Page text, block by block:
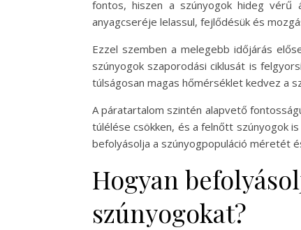
fontos, hiszen a szúnyogok hideg vérű
anyagcseréje lelassul, fejlődésük és
Ezzel szemben a melegebb időjárás
szúnyogok szaporodási ciklusát is
túlságosan magas hőmérséklet kedvez a
A páratartalom szintén alapvető
túlélése csökken, és a felnőtt szúnyogok
befolyásolja a szúnyogpopuláció méretét
Hogyan
szúnyogokat?